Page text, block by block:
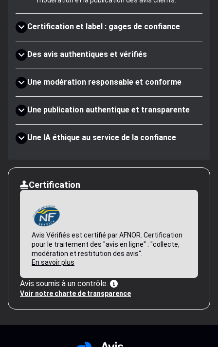
Certification et label : gages de confiance
Des avis authentiques et vérifiés
Une modération responsable et conforme
Une publication authentique et transparente
Une IA éthique au service de la confiance
Certification
Avis Vérifiés est certifié par AFNOR. Certification
pour le traitement des "avis en ligne" : "collecte,
modération et restitution des avis".
En savoir plus
Avis soumis à un contrôle.
Voir notre charte de transparence